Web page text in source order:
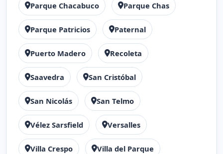
Parque Chacabuco Parque Chas
Parque Patricios Paternal
Puerto Madero Recoleta
Saavedra San Cristóbal
San Nicolás San Telmo
Vélez Sarsfield Versalles
Villa Crespo Villa del Parque